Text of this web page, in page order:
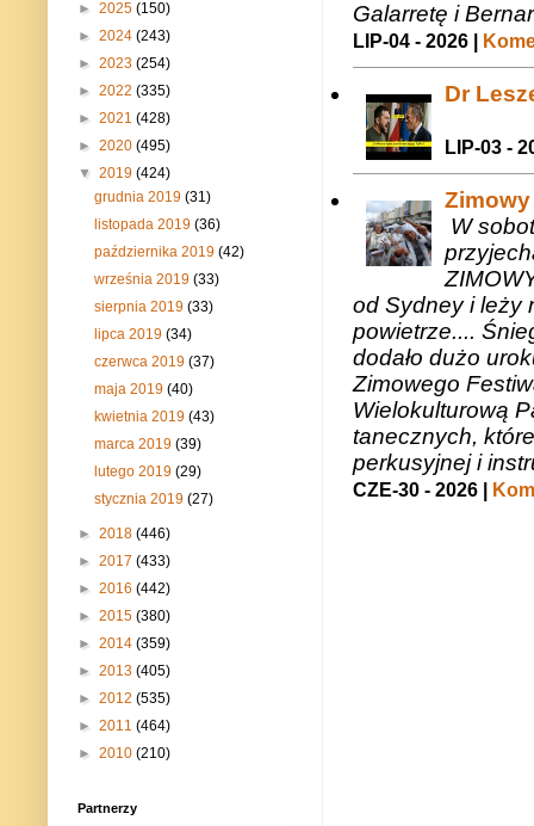
Galarretę i
LIP-04 - 2026 |
Dr
LIP-03 -
W
od Sydney i leży
powietrze....
dodało dużo
Zimowego
Wielokulturową
tanecznych,
perkusyjnej i
CZE-30 - 2026 |
► 2025 (150)
► 2024 (243)
► 2023 (254)
► 2022 (335)
► 2021 (428)
► 2020 (495)
▼ 2019 (424)
grudnia 2019(31)
listopada 2019(36)
października 2019(42)
września 2019(33)
sierpnia 2019(33)
lipca 2019(34)
czerwca 2019(37)
maja 2019(40)
kwietnia 2019(43)
marca 2019(39)
lutego 2019(29)
stycznia 2019(27)
► 2018 (446)
► 2017 (433)
► 2016 (442)
► 2015 (380)
► 2014 (359)
► 2013 (405)
► 2012 (535)
► 2011 (464)
► 2010 (210)
Partnerzy